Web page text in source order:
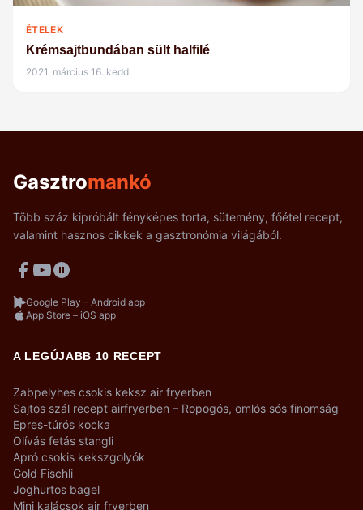
ÉTELEK
Krémsajtbundában sült halfilé
2021. március 16. kedd
Gasztromankó
Több száz kipróbált fényképes torta, sütemény, főétel recept,
valamint hasznos cikkek a gasztronómia világából.
Google Play – Android app
App Store – iOS app
A LEGÚJABB 10 RECEPT
Zabpelyhes csokis keksz air fryerben
Sajtos szál recept airfryerben – Ropogós, omlós sós finomság
Epres-túrós kocka
Olívás fetás stangli
Apró csokis kekszgolyók
Gold Fischli
Joghurtos bagel
Mini kalácsok air fryerben